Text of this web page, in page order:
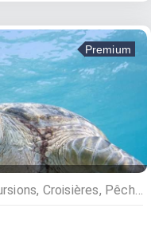
Premium